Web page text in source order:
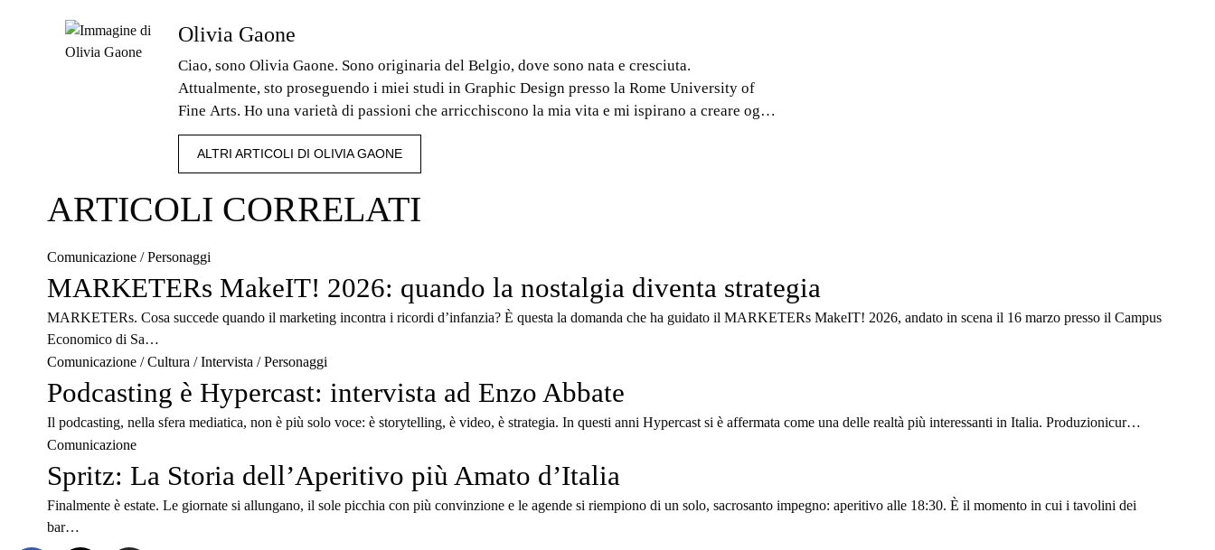
Olivia Gaone
Ciao, sono Olivia Gaone. Sono originaria del Belgio, dove sono nata e cresciuta.
Attualmente, sto proseguendo i miei studi in Graphic Design presso la Rome University of
Fine Arts. Ho una varietà di passioni che arricchiscono la mia vita e mi ispirano a creare ogni
giorno. Per me, ogni sfida rappresenta un'opportunità non solo per apprendere, ma anche per
esprimere una versione sempre migliore di me stessa
ALTRI ARTICOLI DI OLIVIA GAONE
ARTICOLI CORRELATI
Comunicazione / Personaggi
MARKETERs MakeIT! 2026: quando la nostalgia diventa strategia
MARKETERs. Cosa succede quando il marketing incontra i ricordi d’infanzia? È questa la domanda che ha guidato il MARKETERs MakeIT! 2026, andato in scena il 16 marzo presso il Campus
Economico di Sa…
Comunicazione / Cultura / Intervista / Personaggi
Podcasting è Hypercast: intervista ad Enzo Abbate
Il podcasting, nella sfera mediatica, non è più solo voce: è storytelling, è video, è strategia. In questi anni Hypercast si è affermata come una delle realtà più interessanti in Italia. Produzionicur…
Comunicazione
Spritz: La Storia dell’Aperitivo più Amato d’Italia
Finalmente è estate. Le giornate si allungano, il sole picchia con più convinzione e le agende si riempiono di un solo, sacrosanto impegno: aperitivo alle 18:30. È il momento in cui i tavolini dei
bar…